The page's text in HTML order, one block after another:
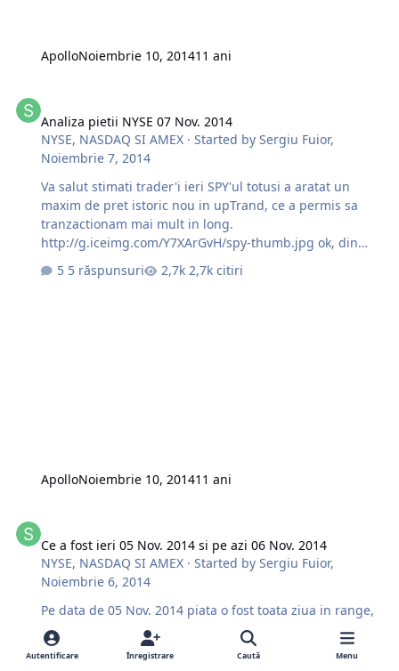
ApolloNoiembrie 10, 201411 ani
Analiza pietii NYSE 07 Nov. 2014
NYSE, NASDAQ SI AMEX · Started bySergiu Fuior,
Noiembrie 7, 2014
Va salut stimati trader'i ieri SPY'ul totusi a aratat un
maxim de pret istoric nou in upTrand, ce a permis sa
tranzactionam mai mult in long.
http://g.iceimg.com/Y7XArGvH/spy-thumb.jpg ok, din
hirtie s-a comportat dupa cum ne asteptat noi. si anume
5 răspunsuri 2,7k citiri
ApolloNoiembrie 10, 201411 ani
Ce a fost ieri 05 Nov. 2014 si pe azi 06 Nov. 2014
NYSE, NASDAQ SI AMEX · Started bySergiu Fuior,
Noiembrie 6, 2014
Pe data de 05 Nov. 2014 piata o fost toata ziua in range,
dar pentru noi trader'ii de intraday oricare zi e buna
gasim noi ce sa vindem sau sa cumparam, dupa cum
urmeaza mai jos. Si acum rezultatele 05 Nov 2014:
Autentificare Înregistrare Caută Menu